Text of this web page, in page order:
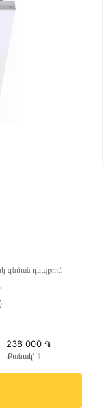
գնման դեպքում
238 000 ֏
Քանակ՝ 1